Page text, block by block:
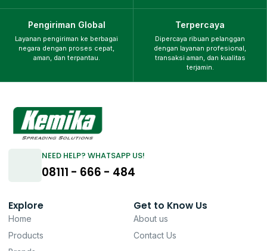
Pengiriman Global
Layanan pengiriman ke berbagai
negara dengan proses cepat,
aman, dan terpantau.
Terpercaya
Dipercaya ribuan pelanggan
dengan layanan profesional,
transaksi aman, dan kualitas
terjamin.
NEED HELP? WHATSAPP US!
08111 - 666 - 484
Explore
Home
Products
Get to Know Us
About us
Contact Us